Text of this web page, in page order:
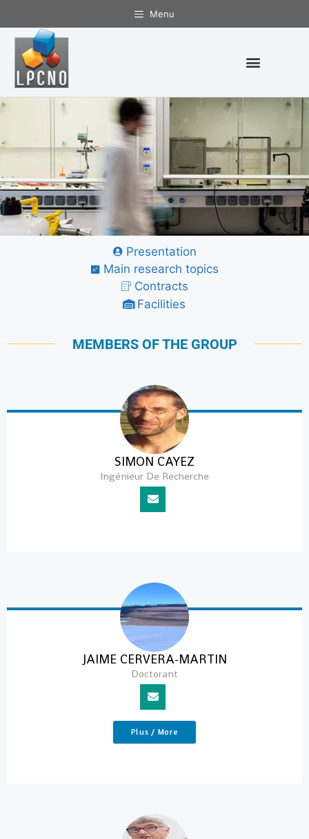
Menu
Nanostructures and
Organometallic
Chemistry
Presentation
Main research topics
Contracts
Facilities
MEMBERS OF THE GROUP
SIMON CAYEZ
Ingénieur De Recherche
JAIME CERVERA-MARTIN
Doctorant
Plus / More